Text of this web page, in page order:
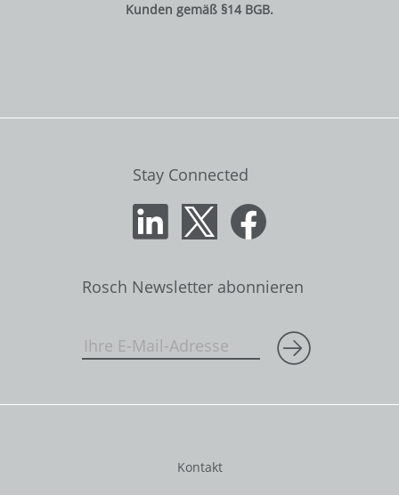
Kunden gemäß §14 BGB.
Stay Connected
Rosch Newsletter abonnieren
Kontakt